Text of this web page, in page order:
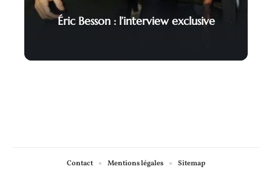
Éric Besson : l’interview exclusive
Contact Mentions légales Sitemap